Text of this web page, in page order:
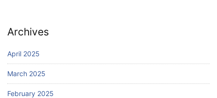
Archives
April 2025
March 2025
February 2025